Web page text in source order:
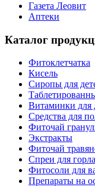
Газета Леовит
Аптеки
Каталог
Фитоклетчатка
Кисель
Сиропы для
Витаминки для
Средства для
Фиточай
Экстракты
Фиточай
Спреи для горла
Фитосоли для
Препараты на